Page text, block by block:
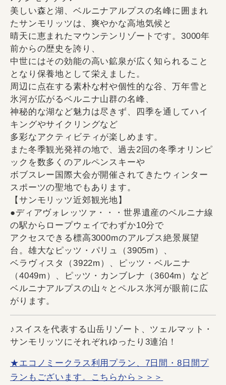
美しい森と湖、ベルニナアルプスの名峰に囲まれ
たサンモリッツは、爽やかな高地気候と
晴天に恵まれたマウンテンリゾートです。3000年
前からの歴史を誇り、
中世にはその効能の高い鉱泉が広く知られること
となり保養地として栄えました。
周辺に点在する素朴な村や個性的な谷、万年雪と
氷河が広がるベルニナ山群の名峰、
神秘的な湖など魅力は尽きず、四季を通してハイ
キングやサイクリングなど
多彩なアクティビティが楽しめます。
また冬季観光発祥の地で、過去2回の冬季オリンピ
ックを数多くのアルペンスキーや
ボブスレー国際大会が開催されてきたウィンター
スポーツの聖地でもあります。
【サンモリッツ近郊観光地】
●ディアヴォレッツァ・・・世界遺産のベルニナ線
の駅からロープウェイでわずか10分で
アクセスできる標高3000mのアルプス絶景展望
台。雄大なピッツ・パリュ（3905m）、
ベラヴィスタ（3922m）、ピッツ・ベルニナ
（4049m）、ピッツ・カンブレナ（3604m）など
ベルニナアルプスの山々とペルス氷河が眼前に広
がります。
♪スイスを代表する山岳リゾート、ツェルマット・
サンモリッツにそれぞれゆったり3連泊！
★エコノミークラス利用プラン、7日間・8日間プ
ランもございます。こちらから＞＞＞